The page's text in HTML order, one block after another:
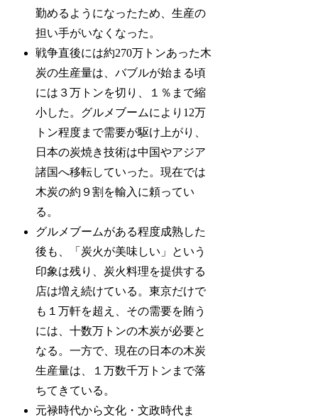
勤めるようになったため、生産の
担い手がいなくなった。
戦争直後には約270万トンあった木
炭の生産量は、バブルが始まる頃
には３万トンを切り、１％まで縮
小した。グルメブームにより12万
トン程度まで需要が駆け上がり、
日本の炭焼き技術は中国やアジア
諸国へ移転していった。現在では
木炭の約９割を輸入に頼ってい
る。
グルメブームがある程度成熟した
後も、「炭火が美味しい」という
印象は残り、炭火料理を提供する
店は増え続けている。東京だけで
も１万軒を超え、その需要を賄う
には、十数万トンの木炭が必要と
なる。一方で、現在の日本の木炭
生産量は、１万数千万トンまで落
ちてきている。
元禄時代から文化・文政時代ま